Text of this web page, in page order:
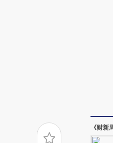
《财